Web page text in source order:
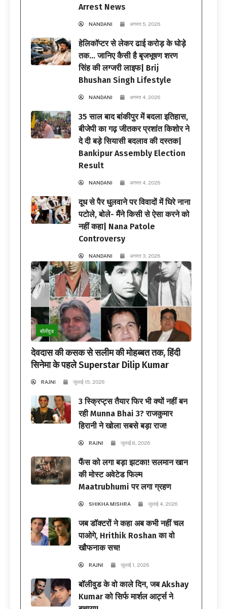
Arrest News
NANDANI अगस्त 5, 2026
हेलिकॉप्टर से लेकर ढाई करोड़ के घोड़े
तक… जानिए कैसी है बृजभूषण शरण
सिंह की लग्जरी लाइफ| Brij
Bhushan Singh Lifestyle
NANDANI अगस्त 4, 2026
35 साल बाद बांकीपुर में बदला इतिहास,
बीजेपी का गढ़ जीतकर प्रशांत किशोर ने
दे दी बड़े सियासी बदलाव की दस्तक|
Bankipur Assembly Election
Result
NANDANI अगस्त 4, 2026
दूध से पैर धुलवाने पर विवादों में घिरे नाना
पटोले, बोले- मैंने किसी से ऐसा करने को
नहीं कहा| Nana Patole
Controversy
NANDANI अगस्त 3, 2026
बॉलीवुड
देवदास की कसक से सलीम की मोहब्बत तक, हिंदी
सिनेमा के पहले Superstar Dilip Kumar
RAJNI जुलाई 15, 2026
3 स्क्रिप्ट्स तैयार फिर भी क्यों नहीं बन
रही Munna Bhai 3? राजकुमार
हिरानी ने खोला सबसे बड़ा राज!
RAJNI जुलाई 8, 2026
फैंस को लगा बड़ा झटका! सलमान खान
की मोस्ट अवेटेड फिल्म
Maatrubhumi पर लगा ग्रहण
SHIKHA MISHRA जुलाई 4, 2026
जब डॉक्टरों ने कहा अब कभी नहीं चल
पाओगे, Hrithik Roshan का वो
खौफनाक सच!
RAJNI जुलाई 1, 2026
बॉलीवुड के वो काले दिन, जब Akshay
Kumar को सिर्फ मार्शल आर्ट्स ने